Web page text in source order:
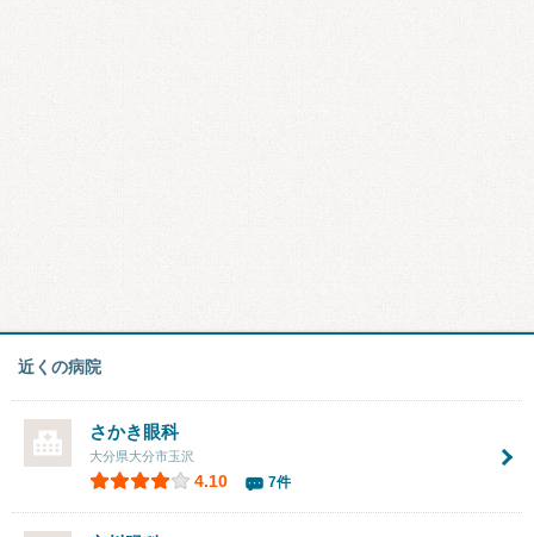
近くの病院
さかき眼科
大分県大分市玉沢
4.10 7件